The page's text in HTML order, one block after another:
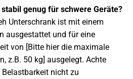
genug für schwere Geräte?
Unterschrank ist mit einem
ausgestattet und für eine
von [Bitte hier die maximale
z.B. 50 kg] ausgelegt. Achte
nicht zu